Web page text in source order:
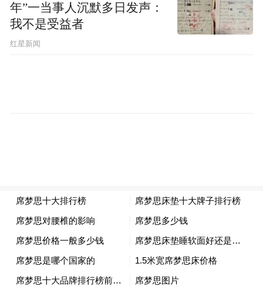
“特别声明：以上作品内容(包括在内的视频、图片或音
频)为凤凰网旗下自媒体平台“大风号”用户上传并发
布，本平台仅提供信息存储空间服务。
年”一当事人沉默多日发声：
我不是受益者
红星新闻